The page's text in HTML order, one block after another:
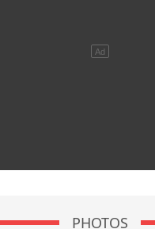
PHOTOS